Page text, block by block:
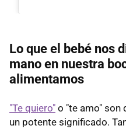
Lo que el bebé nos
mano en nuestra
alimentamos
"Te quiero" o "te amo" son
un potente significado.